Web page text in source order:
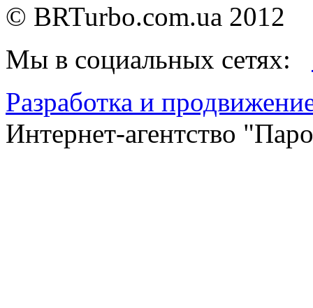
© BRTurbo.com.ua 2012
Мы в социальных сетях:
Разработка и
Интернет-агентство